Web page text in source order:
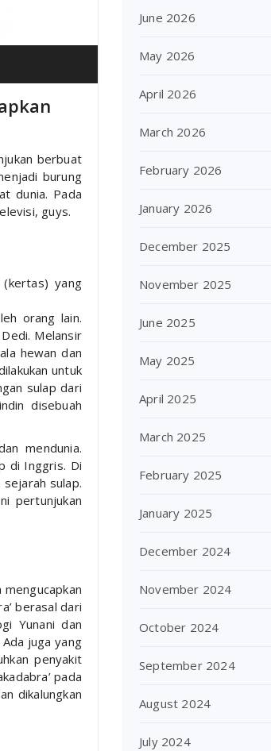
berbuat
burung
dunia. Pada
guys.
yang
orang lain.
Melansir
hewan dan
untuk
sulap dari
disebuah
mendunia.
di Inggris. Di
sulap.
pertunjukan
berasal dari
Yunani dan
juga yang
penyakit
pada
dikalungkan
June 2026
May 2026
April 2026
March 2026
February 2026
January 2026
December 2025
November 2025
June 2025
May 2025
April 2025
March 2025
February 2025
January 2025
December 2024
November 2024
October 2024
September 2024
August 2024
July 2024